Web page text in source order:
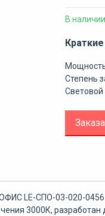
В наличии
Степень
Световой
LE-СПО-03-020-
3000К,